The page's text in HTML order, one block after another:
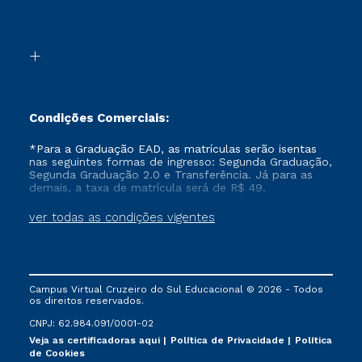
Formação Pedagógica - R2
Condições Comerciais:
ver todas as condições vigentes
*Para a Graduação EAD, as matrículas serão isentas
nas seguintes formas de ingresso: Segunda Graduação,
Segunda Graduação 2.0 e Transferência. Já para as
demais, a taxa de matrícula será de R$ 49.
Campus Virtual Cruzeiro do Sul Educacional © 2026 - Todos
os direitos reservados.
CNPJ: 62.984.091/0001-02
Veja as certificadoras aqui
Política de Privacidade
Política
de Cookies